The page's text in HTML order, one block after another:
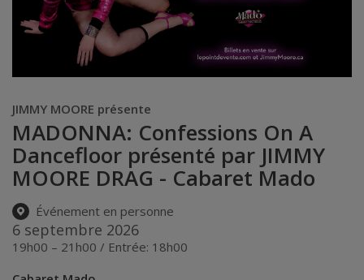
JIMMY MOORE présente
MADONNA: Confessions On A
Dancefloor présenté par JIMMY
MOORE DRAG - Cabaret Mado
Événement en personne
6 septembre 2026
19h00 – 21h00 / Entrée: 18h00